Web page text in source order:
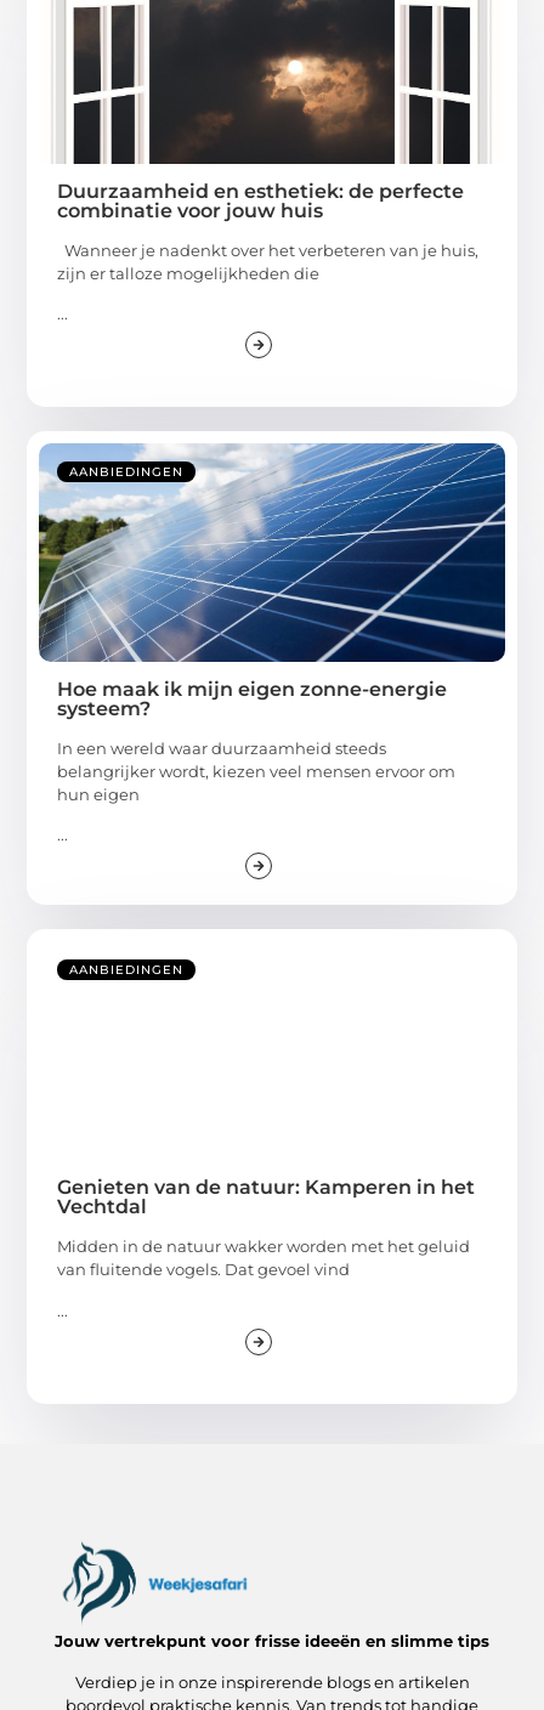
Duurzaamheid en esthetiek: de perfecte
combinatie voor jouw huis
Wanneer je nadenkt over het verbeteren van je huis,
zijn er talloze mogelijkheden die
...
AANBIEDINGEN
Hoe maak ik mijn eigen zonne-energie
systeem?
In een wereld waar duurzaamheid steeds
belangrijker wordt, kiezen veel mensen ervoor om
hun eigen
...
AANBIEDINGEN
Genieten van de natuur: Kamperen in het
Vechtdal
Midden in de natuur wakker worden met het geluid
van fluitende vogels. Dat gevoel vind
...
Jouw vertrekpunt voor frisse ideeën en slimme tips
Verdiep je in onze inspirerende blogs en artikelen
boordevol praktische kennis. Van trends tot handige